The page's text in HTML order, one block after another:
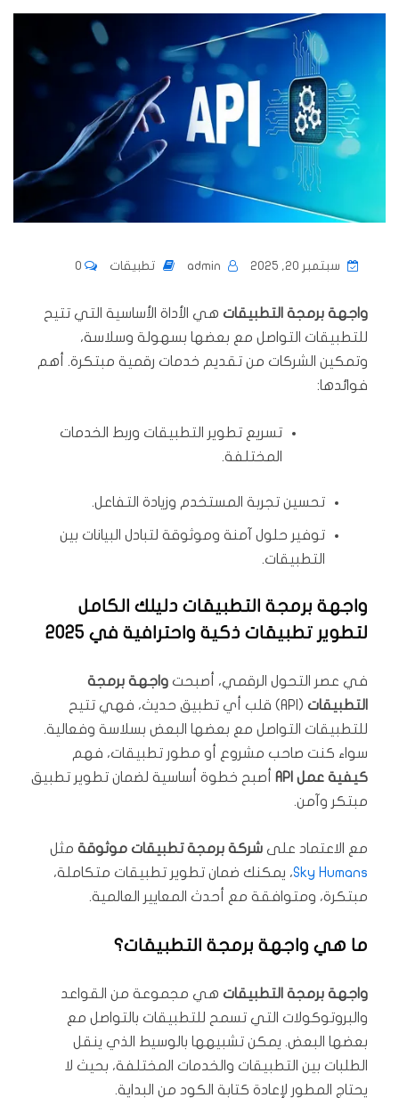
سبتمبر 20, 2025 تطبيقات
واجهة برمجة التطبيقات هي الأداة الأساسية التي تتيح
للتطبيقات التواصل مع بعضها بسهولة وسلاسة،
وتمكين الشركات من تقديم خدمات رقمية مبتكرة. أهم
فوائدها:
تسريع تطوير التطبيقات وربط الخدمات
المختلفة.
تحسين تجربة المستخدم وزيادة التفاعل.
توفير حلول آمنة وموثوقة لتبادل البيانات بين
التطبيقات.
واجهة برمجة التطبيقات دليلك الكامل
لتطوير تطبيقات ذكية واحترافية في 2025
في عصر التحول الرقمي، أصبحت واجهة برمجة
التطبيقات
(API) قلب أي تطبيق حديث، فهي تتيح
للتطبيقات التواصل مع بعضها البعض بسلاسة وفعالية.
سواء كنت صاحب مشروع أو مطور تطبيقات، فهم
كيفية عمل API
أصبح خطوة أساسية لضمان تطوير تطبيق
مبتكر وآمن.
مع الاعتماد على شركة برمجة تطبيقات موثوقة مثل
Sky Humans، يمكنك ضمان تطوير تطبيقات متكاملة،
مبتكرة، ومتوافقة مع أحدث المعايير العالمية.
ما هي واجهة برمجة التطبيقات؟
واجهة برمجة التطبيقات هي مجموعة من القواعد
والبروتوكولات التي تسمح للتطبيقات بالتواصل مع
بعضها البعض. يمكن تشبيهها بالوسيط الذي ينقل
الطلبات بين التطبيقات والخدمات المختلفة، بحيث لا
يحتاج المطور لإعادة كتابة الكود من البداية.